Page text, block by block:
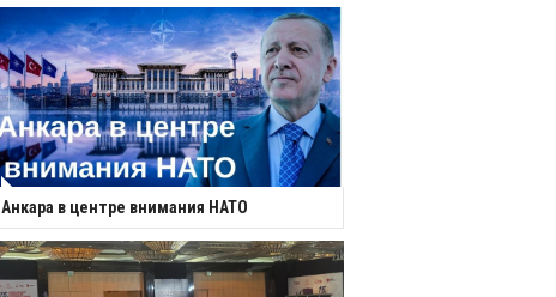
Анкара в центре внимания НАТО